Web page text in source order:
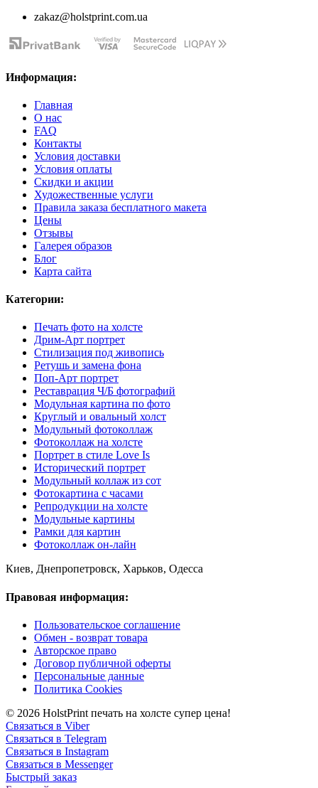
zakaz@holstprint.com.ua
Информация:
Главная
О нас
FAQ
Контакты
Условия доставки
Условия оплаты
Скидки и акции
Художественные услуги
Правила заказа бесплатного макета
Цены
Отзывы
Галерея образов
Блог
Карта сайта
Категории:
Печать фото на холсте
Дрим-Арт портрет
Стилизация под живопись
Ретушь и замена фона
Поп-Арт портрет
Реставрация Ч/Б фотографий
Модульная картина по фото
Круглый и овальный холст
Модульный фотоколлаж
Фотоколлаж на холсте
Портрет в стиле Love Is
Исторический портрет
Модульный коллаж из сот
Фотокартина с часами
Репродукции на холсте
Модульные картины
Рамки для картин
Фотоколлаж он-лайн
Киев, Днепропетровск, Харьков, Одесса
Правовая информация:
Пользовательское соглашение
Обмен - возврат товара
Авторское право
Договор публичной оферты
Персональные данные
Политика Cookies
© 2026 HolstPrint печать на холсте супер цена!
Связаться в Viber
Связаться в Telegram
Связаться в Instagram
Связаться в Messenger
Быстрый заказ